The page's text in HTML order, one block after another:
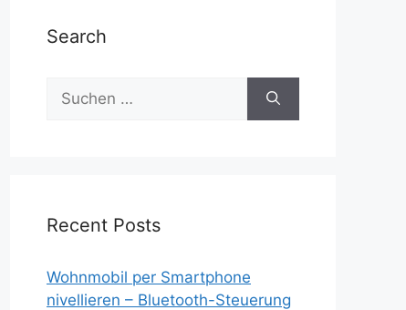
Search
nach:
Recent Posts
Wohnmobil per Smartphone
nivellieren – Bluetooth-Steuerung